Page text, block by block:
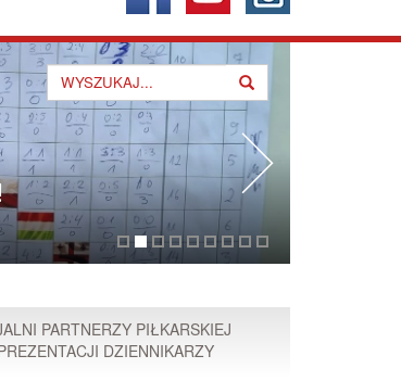
Search
for
PARTNERZY PIŁKARSKIEJ
DZIENNIKARZY